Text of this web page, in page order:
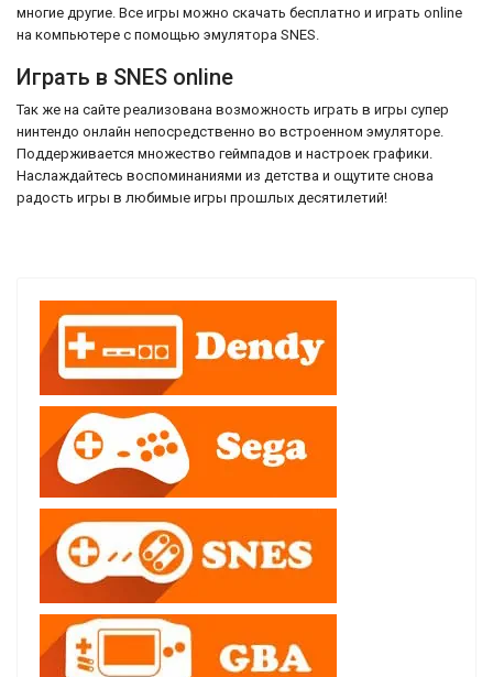
многие другие. Все игры можно скачать бесплатно и играть online
на компьютере с помощью эмулятора SNES.
Играть в SNES online
Так же на сайте реализована возможность играть в игры супер
нинтендо онлайн непосредственно во встроенном эмуляторе.
Поддерживается множество геймпадов и настроек графики.
Наслаждайтесь воспоминаниями из детства и ощутите снова
радость игры в любимые игры прошлых десятилетий!